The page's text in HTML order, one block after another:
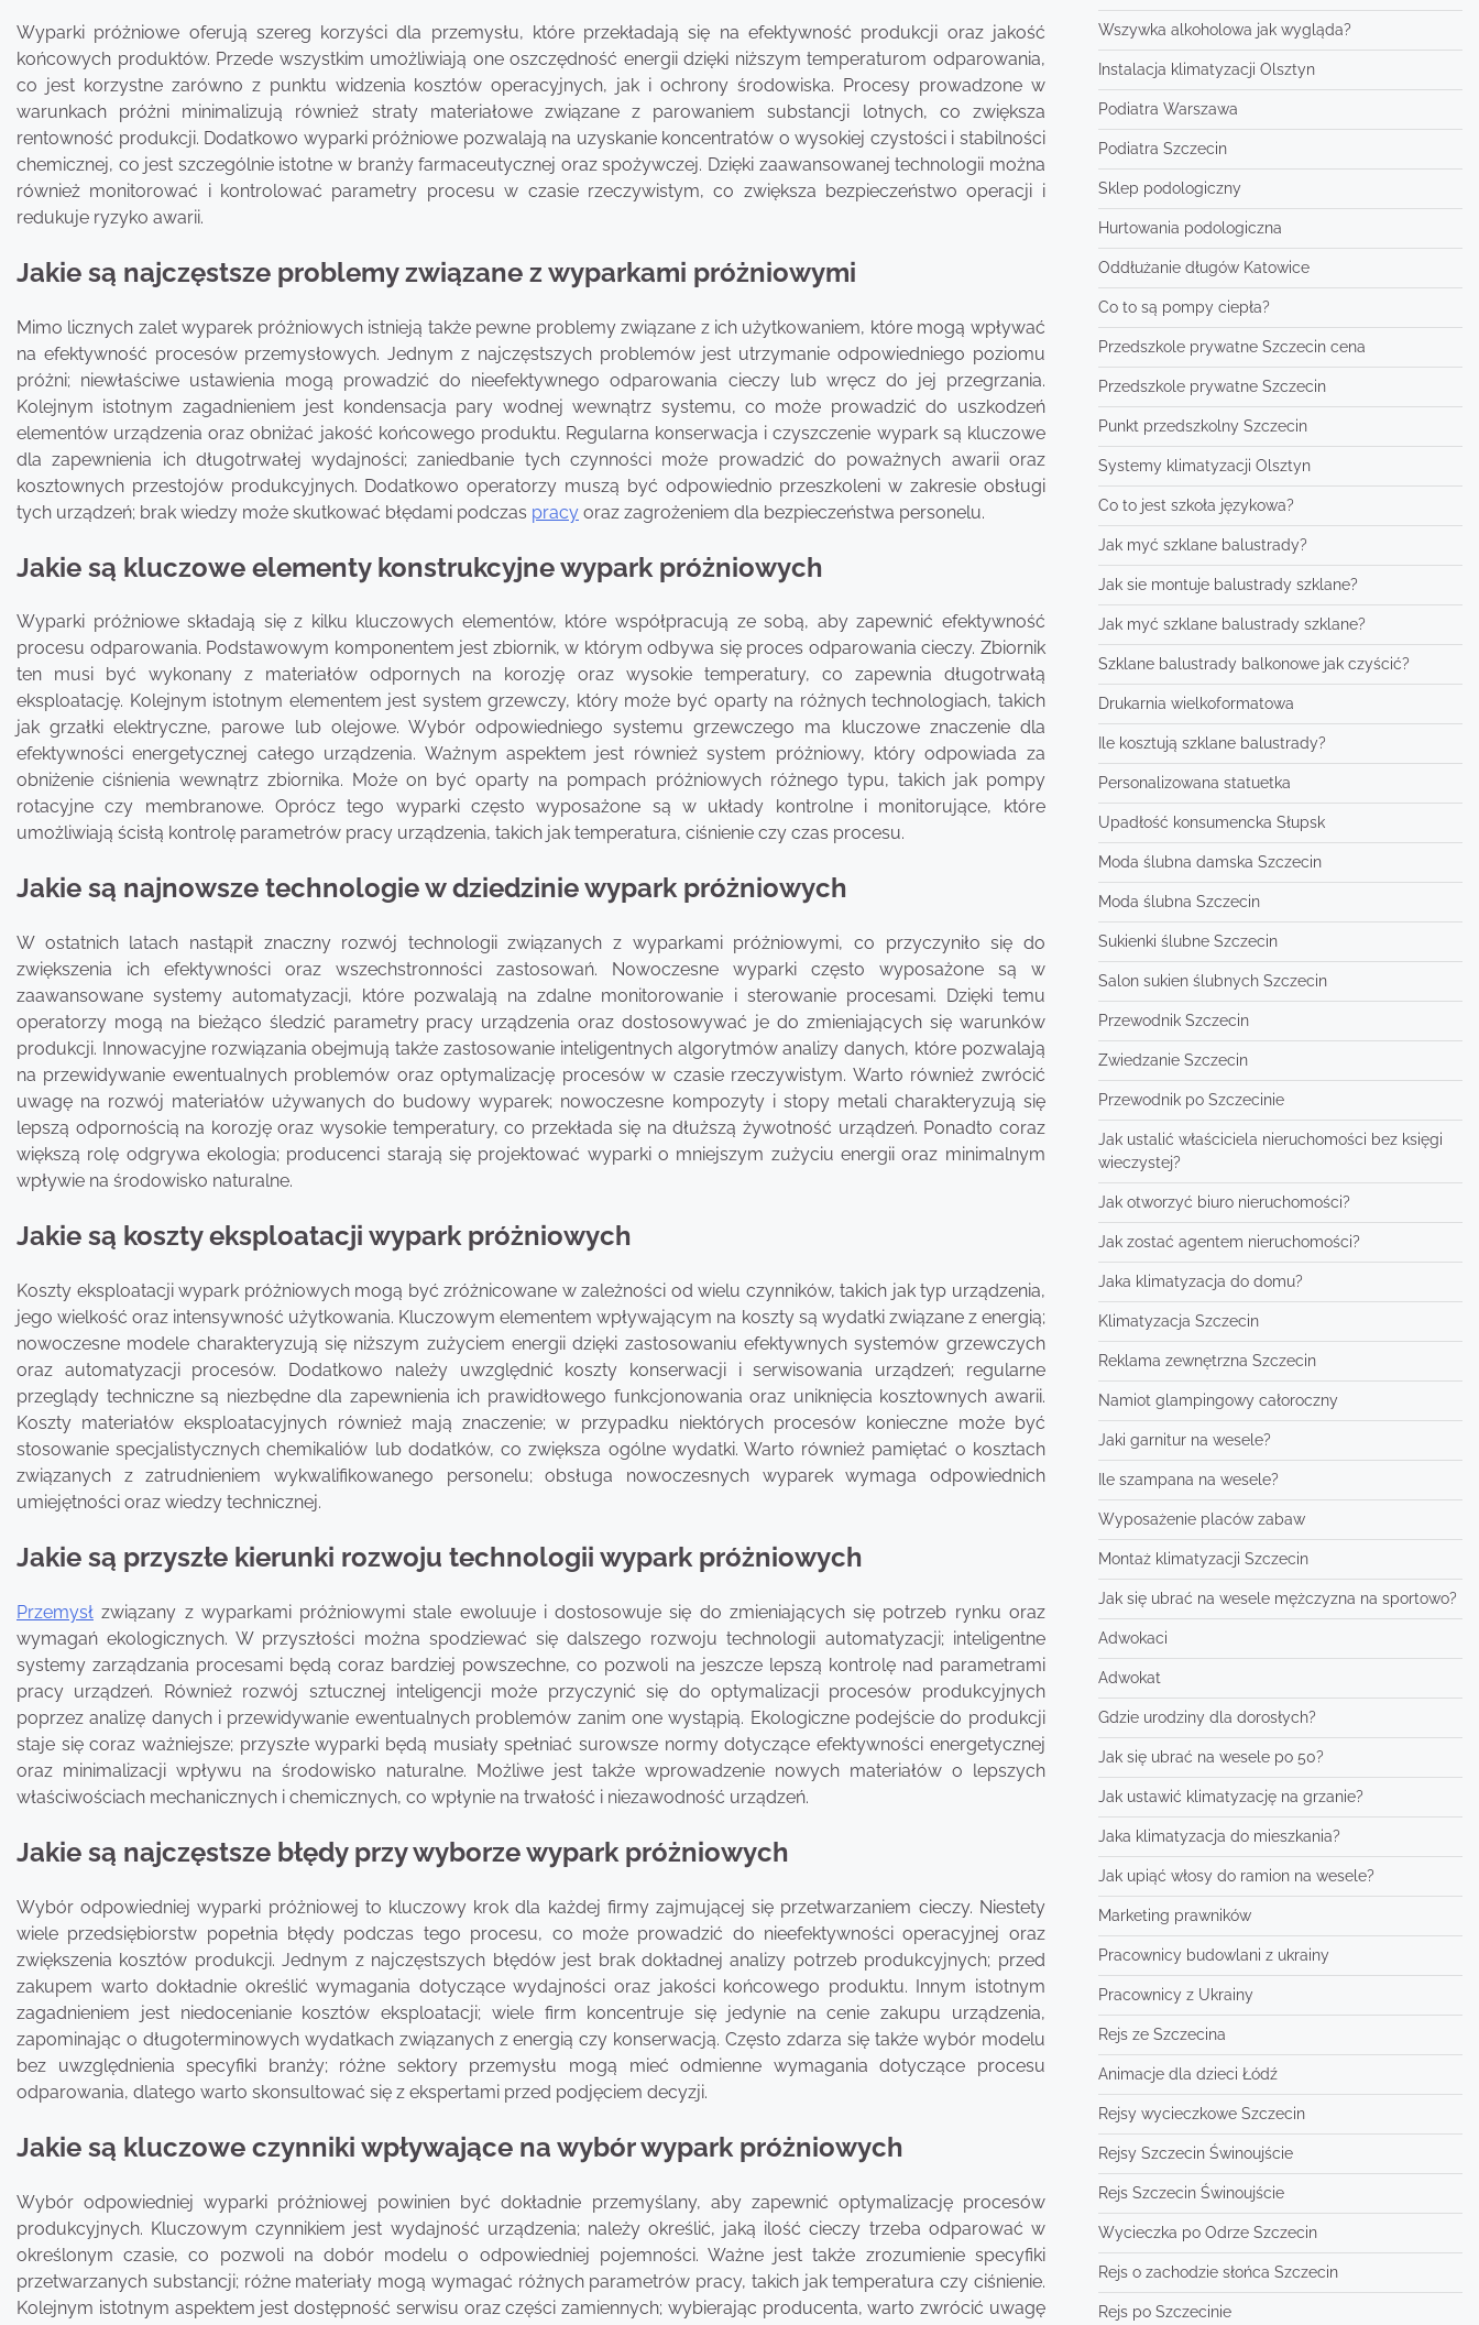
Wyparki próżniowe oferują szereg korzyści dla przemysłu, które przekładają się na efektywność produkcji oraz jakość
końcowych produktów. Przede wszystkim umożliwiają one oszczędność energii dzięki niższym temperaturom odparowania,
co jest korzystne zarówno z punktu widzenia kosztów operacyjnych, jak i ochrony środowiska. Procesy prowadzone w
warunkach próżni minimalizują również straty materiałowe związane z parowaniem substancji lotnych, co zwiększa
rentowność produkcji. Dodatkowo wyparki próżniowe pozwalają na uzyskanie koncentratów o wysokiej czystości i stabilności
chemicznej, co jest szczególnie istotne w branży farmaceutycznej oraz spożywczej. Dzięki zaawansowanej technologii można
również monitorować i kontrolować parametry procesu w czasie rzeczywistym, co zwiększa bezpieczeństwo operacji i
redukuje ryzyko awarii.
Jakie są najczęstsze problemy związane z wyparkami próżniowymi
Mimo licznych zalet wyparek próżniowych istnieją także pewne problemy związane z ich użytkowaniem, które mogą wpływać
na efektywność procesów przemysłowych. Jednym z najczęstszych problemów jest utrzymanie odpowiedniego poziomu
próżni; niewłaściwe ustawienia mogą prowadzić do nieefektywnego odparowania cieczy lub wręcz do jej przegrzania.
Kolejnym istotnym zagadnieniem jest kondensacja pary wodnej wewnątrz systemu, co może prowadzić do uszkodzeń
elementów urządzenia oraz obniżać jakość końcowego produktu. Regularna konserwacja i czyszczenie wypark są kluczowe
dla zapewnienia ich długotrwałej wydajności; zaniedbanie tych czynności może prowadzić do poważnych awarii oraz
kosztownych przestojów produkcyjnych. Dodatkowo operatorzy muszą być odpowiednio przeszkoleni w zakresie obsługi
tych urządzeń; brak wiedzy może skutkować błędami podczas pracy oraz zagrożeniem dla bezpieczeństwa personelu.
Jakie są kluczowe elementy konstrukcyjne wypark próżniowych
Wyparki próżniowe składają się z kilku kluczowych elementów, które współpracują ze sobą, aby zapewnić efektywność
procesu odparowania. Podstawowym komponentem jest zbiornik, w którym odbywa się proces odparowania cieczy. Zbiornik
ten musi być wykonany z materiałów odpornych na korozję oraz wysokie temperatury, co zapewnia długotrwałą
eksploatację. Kolejnym istotnym elementem jest system grzewczy, który może być oparty na różnych technologiach, takich
jak grzałki elektryczne, parowe lub olejowe. Wybór odpowiedniego systemu grzewczego ma kluczowe znaczenie dla
efektywności energetycznej całego urządzenia. Ważnym aspektem jest również system próżniowy, który odpowiada za
obniżenie ciśnienia wewnątrz zbiornika. Może on być oparty na pompach próżniowych różnego typu, takich jak pompy
rotacyjne czy membranowe. Oprócz tego wyparki często wyposażone są w układy kontrolne i monitorujące, które
umożliwiają ścisłą kontrolę parametrów pracy urządzenia, takich jak temperatura, ciśnienie czy czas procesu.
Jakie są najnowsze technologie w dziedzinie wypark próżniowych
W ostatnich latach nastąpił znaczny rozwój technologii związanych z wyparkami próżniowymi, co przyczyniło się do
zwiększenia ich efektywności oraz wszechstronności zastosowań. Nowoczesne wyparki często wyposażone są w
zaawansowane systemy automatyzacji, które pozwalają na zdalne monitorowanie i sterowanie procesami. Dzięki temu
operatorzy mogą na bieżąco śledzić parametry pracy urządzenia oraz dostosowywać je do zmieniających się warunków
produkcji. Innowacyjne rozwiązania obejmują także zastosowanie inteligentnych algorytmów analizy danych, które pozwalają
na przewidywanie ewentualnych problemów oraz optymalizację procesów w czasie rzeczywistym. Warto również zwrócić
uwagę na rozwój materiałów używanych do budowy wyparek; nowoczesne kompozyty i stopy metali charakteryzują się
lepszą odpornością na korozję oraz wysokie temperatury, co przekłada się na dłuższą żywotność urządzeń. Ponadto coraz
większą rolę odgrywa ekologia; producenci starają się projektować wyparki o mniejszym zużyciu energii oraz minimalnym
wpływie na środowisko naturalne.
Jakie są koszty eksploatacji wypark próżniowych
Koszty eksploatacji wypark próżniowych mogą być zróżnicowane w zależności od wielu czynników, takich jak typ urządzenia,
jego wielkość oraz intensywność użytkowania. Kluczowym elementem wpływającym na koszty są wydatki związane z energią;
nowoczesne modele charakteryzują się niższym zużyciem energii dzięki zastosowaniu efektywnych systemów grzewczych
oraz automatyzacji procesów. Dodatkowo należy uwzględnić koszty konserwacji i serwisowania urządzeń; regularne
przeglądy techniczne są niezbędne dla zapewnienia ich prawidłowego funkcjonowania oraz uniknięcia kosztownych awarii.
Koszty materiałów eksploatacyjnych również mają znaczenie; w przypadku niektórych procesów konieczne może być
stosowanie specjalistycznych chemikaliów lub dodatków, co zwiększa ogólne wydatki. Warto również pamiętać o kosztach
związanych z zatrudnieniem wykwalifikowanego personelu; obsługa nowoczesnych wyparek wymaga odpowiednich
umiejętności oraz wiedzy technicznej.
Jakie są przyszłe kierunki rozwoju technologii wypark próżniowych
Przemysł związany z wyparkami próżniowymi stale ewoluuje i dostosowuje się do zmieniających się potrzeb rynku oraz
wymagań ekologicznych. W przyszłości można spodziewać się dalszego rozwoju technologii automatyzacji; inteligentne
systemy zarządzania procesami będą coraz bardziej powszechne, co pozwoli na jeszcze lepszą kontrolę nad parametrami
pracy urządzeń. Również rozwój sztucznej inteligencji może przyczynić się do optymalizacji procesów produkcyjnych
poprzez analizę danych i przewidywanie ewentualnych problemów zanim one wystąpią. Ekologiczne podejście do produkcji
staje się coraz ważniejsze; przyszłe wyparki będą musiały spełniać surowsze normy dotyczące efektywności energetycznej
oraz minimalizacji wpływu na środowisko naturalne. Możliwe jest także wprowadzenie nowych materiałów o lepszych
właściwościach mechanicznych i chemicznych, co wpłynie na trwałość i niezawodność urządzeń.
Jakie są najczęstsze błędy przy wyborze wypark próżniowych
Wybór odpowiedniej wyparki próżniowej to kluczowy krok dla każdej firmy zajmującej się przetwarzaniem cieczy. Niestety
wiele przedsiębiorstw popełnia błędy podczas tego procesu, co może prowadzić do nieefektywności operacyjnej oraz
zwiększenia kosztów produkcji. Jednym z najczęstszych błędów jest brak dokładnej analizy potrzeb produkcyjnych; przed
zakupem warto dokładnie określić wymagania dotyczące wydajności oraz jakości końcowego produktu. Innym istotnym
zagadnieniem jest niedocenianie kosztów eksploatacji; wiele firm koncentruje się jedynie na cenie zakupu urządzenia,
zapominając o długoterminowych wydatkach związanych z energią czy konserwacją. Często zdarza się także wybór modelu
bez uwzględnienia specyfiki branży; różne sektory przemysłu mogą mieć odmienne wymagania dotyczące procesu
odparowania, dlatego warto skonsultować się z ekspertami przed podjęciem decyzji.
Jakie są kluczowe czynniki wpływające na wybór wypark próżniowych
Wybór odpowiedniej wyparki próżniowej powinien być dokładnie przemyślany, aby zapewnić optymalizację procesów
produkcyjnych. Kluczowym czynnikiem jest wydajność urządzenia; należy określić, jaką ilość cieczy trzeba odparować w
określonym czasie, co pozwoli na dobór modelu o odpowiedniej pojemności. Ważne jest także zrozumienie specyfiki
przetwarzanych substancji; różne materiały mogą wymagać różnych parametrów pracy, takich jak temperatura czy ciśnienie.
Kolejnym istotnym aspektem jest dostępność serwisu oraz części zamiennych; wybierając producenta, warto zwrócić uwagę
Wszywka alkoholowa jak wygląda?
Instalacja klimatyzacji Olsztyn
Podiatra Warszawa
Podiatra Szczecin
Sklep podologiczny
Hurtowania podologiczna
Oddłużanie długów Katowice
Co to są pompy ciepła?
Przedszkole prywatne Szczecin cena
Przedszkole prywatne Szczecin
Punkt przedszkolny Szczecin
Systemy klimatyzacji Olsztyn
Co to jest szkoła językowa?
Jak myć szklane balustrady?
Jak sie montuje balustrady szklane?
Jak myć szklane balustrady szklane?
Szklane balustrady balkonowe jak czyścić?
Drukarnia wielkoformatowa
Ile kosztują szklane balustrady?
Personalizowana statuetka
Upadłość konsumencka Słupsk
Moda ślubna damska Szczecin
Moda ślubna Szczecin
Sukienki ślubne Szczecin
Salon sukien ślubnych Szczecin
Przewodnik Szczecin
Zwiedzanie Szczecin
Przewodnik po Szczecinie
Jak ustalić właściciela nieruchomości bez księgi
wieczystej?
Jak otworzyć biuro nieruchomości?
Jak zostać agentem nieruchomości?
Jaka klimatyzacja do domu?
Klimatyzacja Szczecin
Reklama zewnętrzna Szczecin
Namiot glampingowy całoroczny
Jaki garnitur na wesele?
Ile szampana na wesele?
Wyposażenie placów zabaw
Montaż klimatyzacji Szczecin
Jak się ubrać na wesele mężczyzna na sportowo?
Adwokaci
Adwokat
Gdzie urodziny dla dorosłych?
Jak się ubrać na wesele po 50?
Jak ustawić klimatyzację na grzanie?
Jaka klimatyzacja do mieszkania?
Jak upiąć włosy do ramion na wesele?
Marketing prawników
Pracownicy budowlani z ukrainy
Pracownicy z Ukrainy
Rejs ze Szczecina
Animacje dla dzieci Łódź
Rejsy wycieczkowe Szczecin
Rejsy Szczecin Świnoujście
Rejs Szczecin Świnoujście
Wycieczka po Odrze Szczecin
Rejs o zachodzie słońca Szczecin
Rejs po Szczecinie